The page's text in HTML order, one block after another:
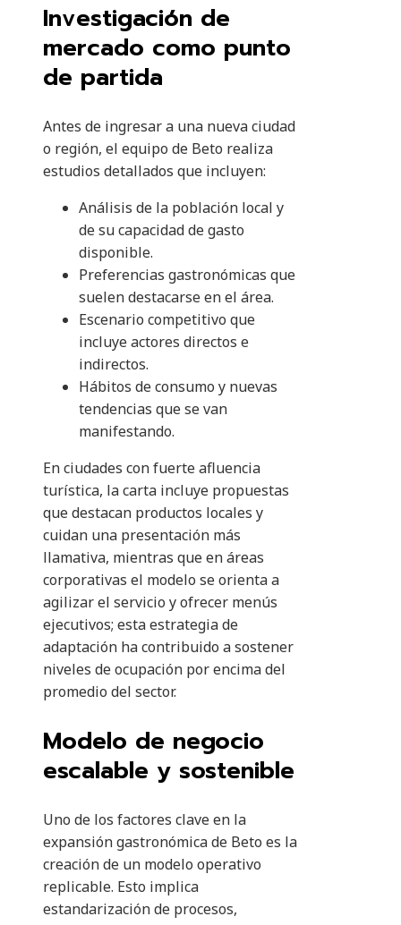
Investigación de
mercado como punto
de partida
Antes de ingresar a una nueva ciudad
o región, el equipo de Beto realiza
estudios detallados que incluyen:
Análisis de la población local y
de su capacidad de gasto
disponible.
Preferencias gastronómicas que
suelen destacarse en el área.
Escenario competitivo que
incluye actores directos e
indirectos.
Hábitos de consumo y nuevas
tendencias que se van
manifestando.
En ciudades con fuerte afluencia
turística, la carta incluye propuestas
que destacan productos locales y
cuidan una presentación más
llamativa, mientras que en áreas
corporativas el modelo se orienta a
agilizar el servicio y ofrecer menús
ejecutivos; esta estrategia de
adaptación ha contribuido a sostener
niveles de ocupación por encima del
promedio del sector.
Modelo de negocio
escalable y sostenible
Uno de los factores clave en la
expansión gastronómica de Beto es la
creación de un modelo operativo
replicable. Esto implica
estandarización de procesos,